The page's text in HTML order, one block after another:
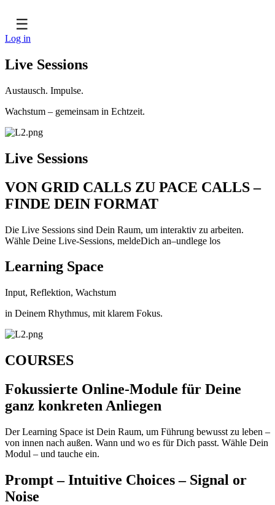
☰
Log in
Live Sessions
Austausch. Impulse.
Wachstum – gemeinsam in Echtzeit.
Live Sessions
VON GRID CALLS ZU PACE CALLS –
FINDE DEIN FORMAT
Die Live Sessions sind Dein Raum, um interaktiv zu arbeiten.
Wähle Deine Live-Sessions, meldeDich an–undlege los
Learning Space
Input, Reflektion, Wachstum
in Deinem Rhythmus, mit klarem Fokus.
COURSES
Fokussierte Online-Module für Deine
ganz konkreten Anliegen
Der Learning Space ist Dein Raum, um Führung bewusst zu leben –
von innen nach außen. Wann und wo es für Dich passt. Wähle Dein
Modul – und tauche ein.
Prompt – Intuitive Choices – Signal or
Noise